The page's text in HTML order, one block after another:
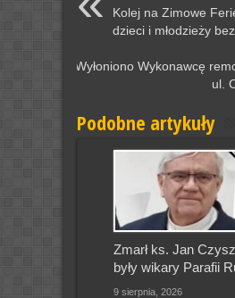
Kolej na Zimowe
dzieci i młodzieży
Wyłoniono Wykonawcę
ul.
Podobne artykuły
Zmarł ks. Jan
były wikary Parafii
9 sierpnia, 2026